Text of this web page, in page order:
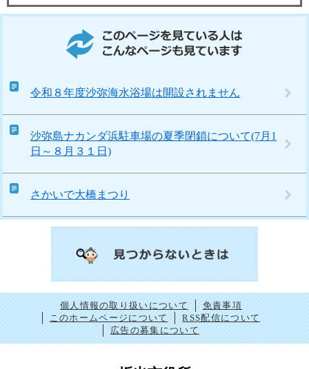
令和８年度沙弥海水浴場は開設されません
沙弥島ナカンダ浜駐車場の夏季閉鎖について(7月1
日～８月３１日)
さかいで大橋まつり
個人情報の取り扱いについて
免責事項
このホームページについて
RSS配信について
広告の募集について